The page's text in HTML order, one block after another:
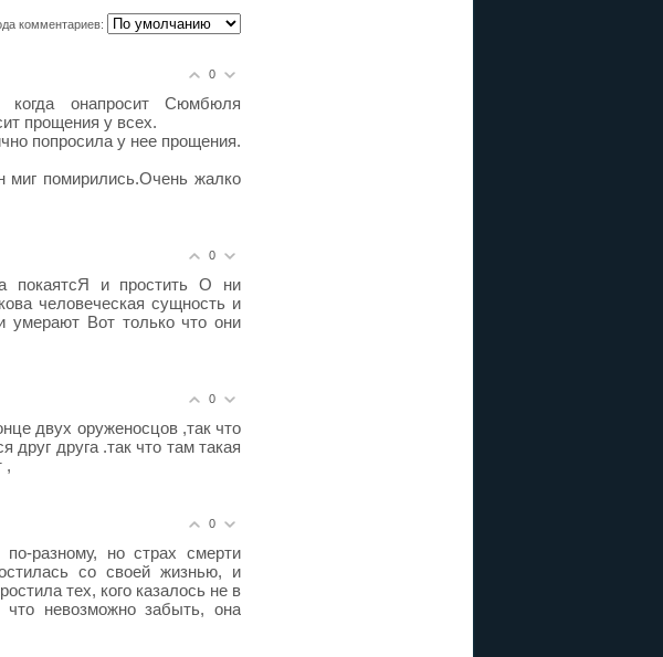
комментариев:
0
когда онапросит Сюмбюля
прощения у всех.
попросила у нее прощения.
миг помирились.Очень жалко
0
покаятсЯ и простить О ни
человеческая сущность и
Вот только что они
0
двух оруженосцов ,так что
друг друга .так что там такая
,
0
разному, но страх смерти
со своей жизнью, и
тех, кого казалось не в
что невозможно забыть, она